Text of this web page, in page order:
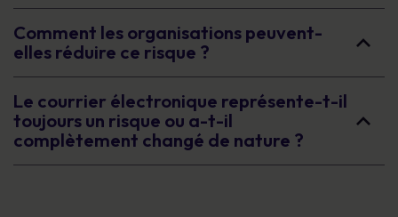
Comment les organisations peuvent-
elles réduire ce risque ?
Le courrier électronique représente-t-il
toujours un risque ou a-t-il
complètement changé de nature ?